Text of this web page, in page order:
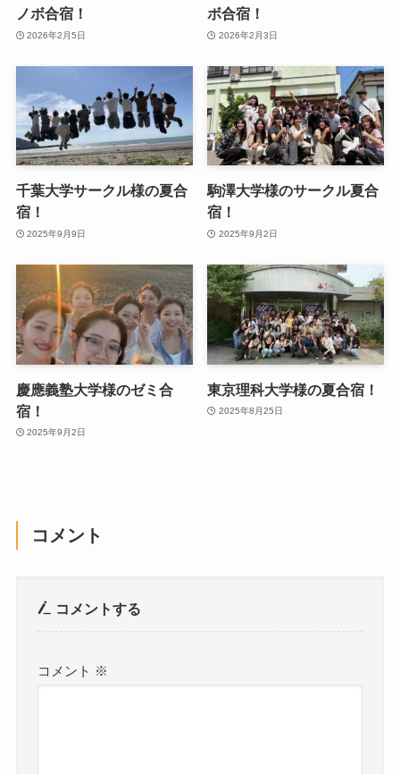
ノボ合宿！
2026年2月5日
ボ合宿！
2026年2月3日
千葉大学サークル様の夏合
宿！
2025年9月9日
駒澤大学様のサークル夏合
宿！
2025年9月2日
慶應義塾大学様のゼミ合
宿！
2025年9月2日
東京理科大学様の夏合宿！
2025年8月25日
コメント
コメントする
コメント ※